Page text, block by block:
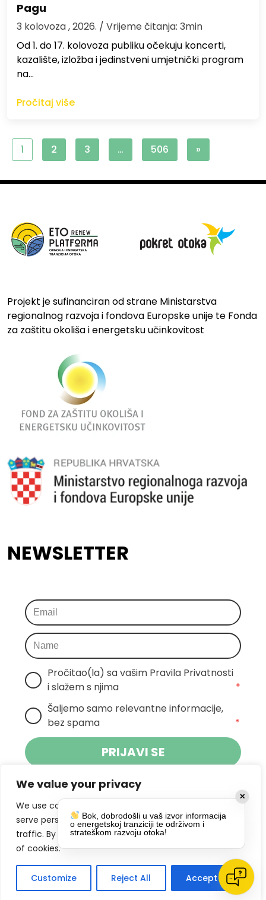
We value your privacy
We use cookies to enhance your browsing experience,
serve personalized ads or content, and analyze our
traffic. By clicking "Accept All", you consent to our use
of cookies.
Customize Reject All Accept All
Pagu
3 kolovoza , 2026. / Vrijeme čitanja: 3min
Od 1. do 17. kolovoza publiku očekuju koncerti,
kazalište, izložba i jedinstveni umjetnički program
na…
Pročitaj više
1 2 3 … 506 »
Projekt je sufinanciran od strane Ministarstva
regionalnog razvoja i fondova Europske unije te Fonda
za zaštitu okoliša i energetsku učinkovitost
NEWSLETTER
Pročitao(la) sa vašim Pravila Privatnosti
i slažem s njima
*
Šaljemo samo relevantne informacije,
bez spama
*
PRIJAVI SE
Klikom na gumb dajete suglasnost za
primanje novosti Pokreta Otoka te se
slažete spolitikom privatnosti.
DRUŠTVENE MREŽE
✕
Bok, dobrodošli u vaš izvor informacija
o energetskoj tranziciji te održivom i
strateškom razvoju otoka!